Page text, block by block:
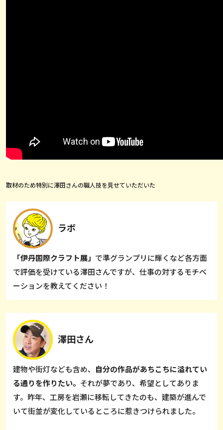
取材のため特別に澤田さんの職人技を見せていただいた
ラボ
「伊丹国際クラフト展」 で準グランプリに輝くなど各方面
で評価を受けている澤田さんですが、仕事の対するモチベ
ーションを教えてください！
澤田さん
建物や街灯なども含め、 自分の作品があちこちに溢れてい
る通りを作りたい。 それが夢であり、希望としてありま
す。昨年、工房を岩瀬に移転してきたのも、建築が進んで
いて街並が変化しているところに惹きつけられました。